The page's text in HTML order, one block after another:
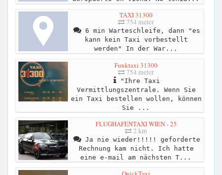
TAXI 31300
754 meter
6 min Warteschleife, dann "es
kann kein Taxi vorbestellt
werden" In der War...
Funktaxi 31300
754 meter
"Ihre Taxi
Vermittlungszentrale. Wenn Sie
ein Taxi bestellen wollen, können
Sie ...
FLUGHAFENTAXI WIEN - 25
2 km
Ja nie wieder!!!!! geforderte
Rechnung kam nicht. Ich hatte
eine e-mail am nächsten T...